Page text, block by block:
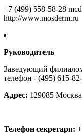
+7 (499) 558-58-28
http://www.mosderm.ru
Руководитель
Заведующий
телефон - (495) 615-
Адрес: 129085
Телефон секретаря: